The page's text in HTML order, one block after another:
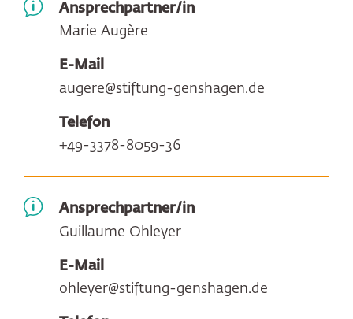
Ansprechpartner/in
Marie Augère
E-Mail
augere@stiftung-genshagen.de
Telefon
+49-3378-8059-36
Ansprechpartner/in
Guillaume Ohleyer
E-Mail
ohleyer@stiftung-genshagen.de